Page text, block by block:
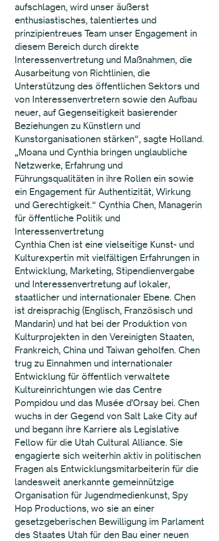
aufschlagen, wird unser äußerst
enthusiastisches, talentiertes und
prinzipientreues Team unser Engagement in
diesem Bereich durch direkte
Interessenvertretung und Maßnahmen, die
Ausarbeitung von Richtlinien, die
Unterstützung des öffentlichen Sektors und
von Interessenvertretern sowie den Aufbau
neuer, auf Gegenseitigkeit basierender
Beziehungen zu Künstlern und
Kunstorganisationen stärken“, sagte Holland.
„Moana und Cynthia bringen unglaubliche
Netzwerke, Erfahrung und
Führungsqualitäten in ihre Rollen ein sowie
ein Engagement für Authentizität, Wirkung
und Gerechtigkeit.“ Cynthia Chen, Managerin
für öffentliche Politik und
Interessenvertretung
Cynthia Chen ist eine vielseitige Kunst- und
Kulturexpertin mit vielfältigen Erfahrungen in
Entwicklung, Marketing, Stipendienvergabe
und Interessenvertretung auf lokaler,
staatlicher und internationaler Ebene. Chen
ist dreisprachig (Englisch, Französisch und
Mandarin) und hat bei der Produktion von
Kulturprojekten in den Vereinigten Staaten,
Frankreich, China und Taiwan geholfen. Chen
trug zu Einnahmen und internationaler
Entwicklung für öffentlich verwaltete
Kultureinrichtungen wie das Centre
Pompidou und das Musée d'Orsay bei. Chen
wuchs in der Gegend von Salt Lake City auf
und begann ihre Karriere als Legislative
Fellow für die Utah Cultural Alliance. Sie
engagierte sich weiterhin aktiv in politischen
Fragen als Entwicklungsmitarbeiterin für die
landesweit anerkannte gemeinnützige
Organisation für Jugendmedienkunst, Spy
Hop Productions, wo sie an einer
gesetzgeberischen Bewilligung im Parlament
des Staates Utah für den Bau einer neuen